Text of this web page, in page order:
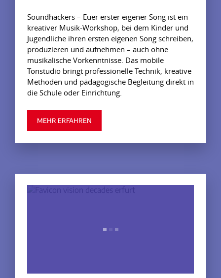
Soundhackers – Euer erster eigener Song ist ein
kreativer Musik-Workshop, bei dem Kinder und
Jugendliche ihren ersten eigenen Song schreiben,
produzieren und aufnehmen – auch ohne
musikalische Vorkenntnisse. Das mobile
Tonstudio bringt professionelle Technik, kreative
Methoden und pädagogische Begleitung direkt in
die Schule oder Einrichtung.
MEHR ERFAHREN